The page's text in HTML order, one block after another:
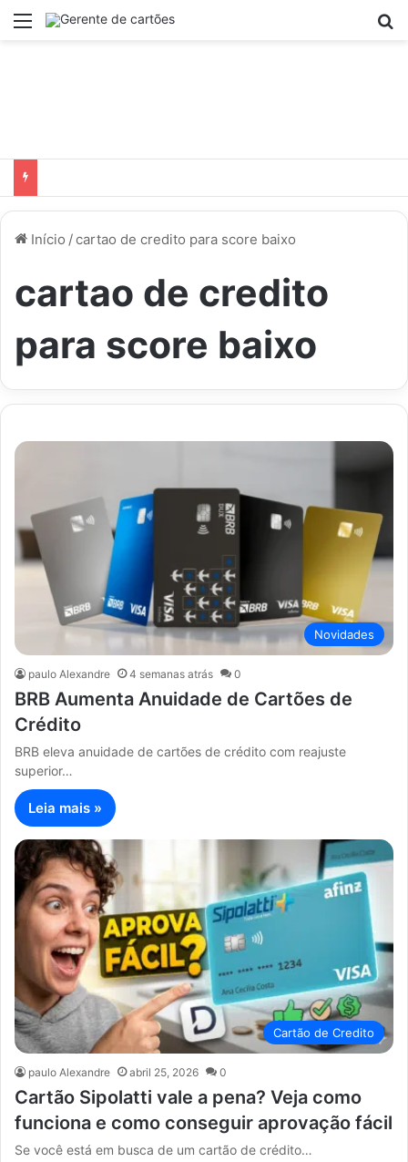
Menu
Início /cartao de credito para score baixo
cartao de credito
para score baixo
Novidades
paulo Alexandre 4 semanas atrás 0
BRB Aumenta Anuidade de Cartões de
Crédito
BRB eleva anuidade de cartões de crédito com reajuste
superior…
Leia mais »
Cartão de Credito
paulo Alexandre abril 25, 2026 0
Cartão Sipolatti vale a pena? Veja como
funciona e como conseguir aprovação fácil
Se você está em busca de um cartão de crédito…